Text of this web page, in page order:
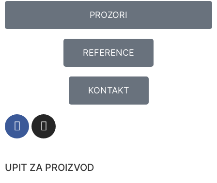
PROZORI
REFERENCE
KONTAKT
UPIT ZA PROIZVOD